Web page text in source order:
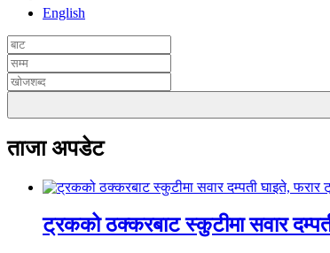
English
ताजा अपडेट
ट्रकको ठक्करबाट स्कुटीमा सवार